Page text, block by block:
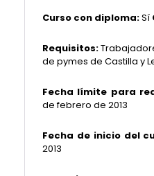
Curso con diploma:Sí
Requisitos:
de pymes de Castilla y
Fecha límite para
de febrero de 2013
Fecha de inicio del
2013